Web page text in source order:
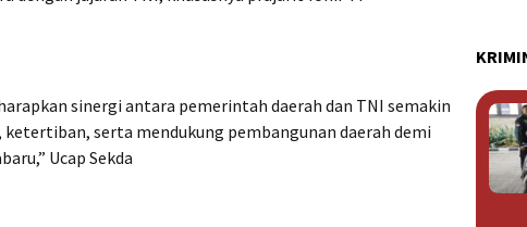
sinergi antara pemerintah daerah dan TNI semakin
serta mendukung pembangunan daerah demi
Ucap Sekda